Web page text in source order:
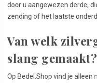
door u aangewezen derde,
zending of het laatste
Van welk
slang gemaakt?
Op Bedel.Shop vind je